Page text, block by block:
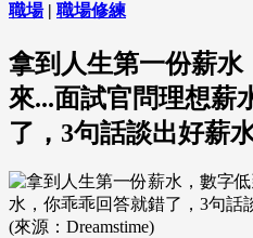
職場| 職場修練
拿到人生第一份薪水
來...面試官問理想薪
了，3句話談出好薪
(來源：Dreamstime)